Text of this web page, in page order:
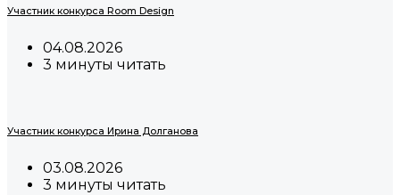
Участник конкурса Room Design
04.08.2026
3 минуты читать
Участник конкурса Ирина Долганова
03.08.2026
3 минуты читать